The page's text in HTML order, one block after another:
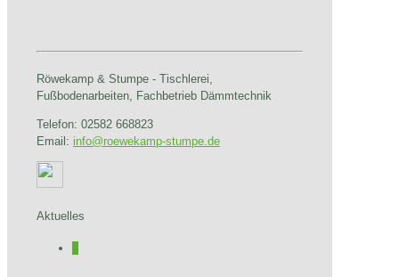
Röwekamp & Stumpe - Tischlerei,
Fußbodenarbeiten, Fachbetrieb Dämmtechnik
Telefon: 02582 668823
Email: info@roewekamp-stumpe.de
Aktuelles